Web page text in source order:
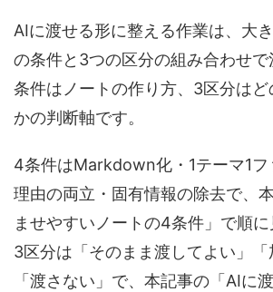
AIに渡せる形に整える作業は、大
の条件と3つの区分の組み合わせ
条件はノートの作り方、3区分は
かの判断軸です。
4条件はMarkdown化・1テーマ1フ
理由の両立・固有情報の除去で、
ませやすいノートの4条件」で順に
3区分は「そのまま渡してよい」「
「渡さない」で、本記事の「AIに